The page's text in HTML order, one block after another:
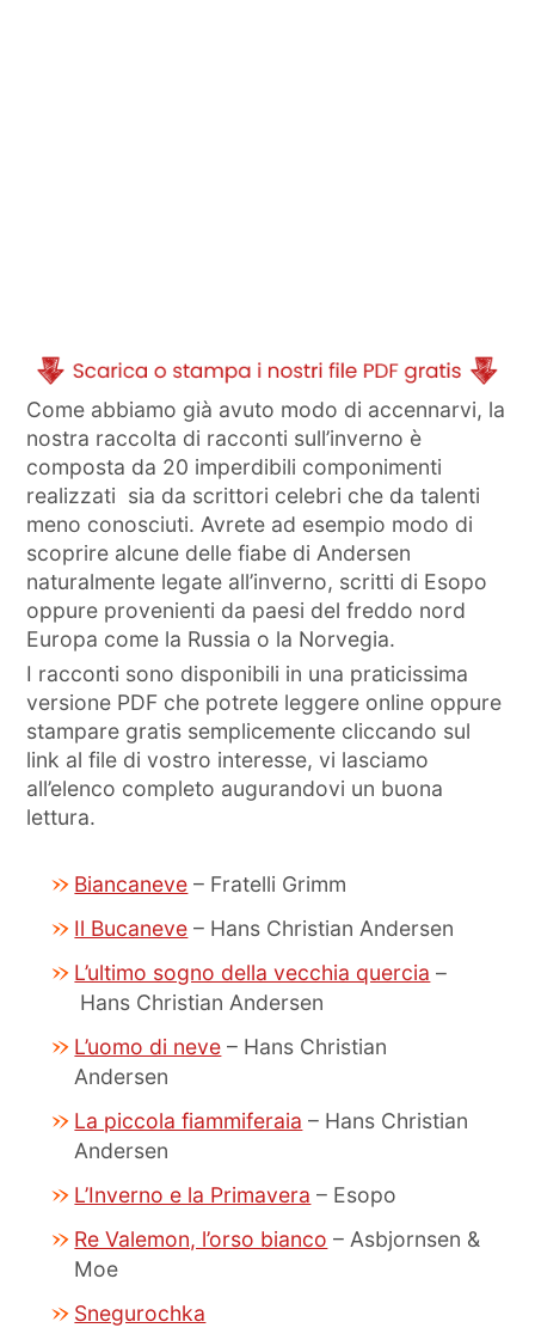
Come abbiamo già avuto modo di accennarvi, la
nostra raccolta di racconti sull’inverno è
composta da 20 imperdibili componimenti
realizzati sia da scrittori celebri che da talenti
meno conosciuti. Avrete ad esempio modo di
scoprire alcune delle fiabe di Andersen
naturalmente legate all’inverno, scritti di Esopo
oppure provenienti da paesi del freddo nord
Europa come la Russia o la Norvegia.
I racconti sono disponibili in una praticissima
versione PDF che potrete leggere online oppure
stampare gratis semplicemente cliccando sul
link al file di vostro interesse, vi lasciamo
all’elenco completo augurandovi un buona
lettura.
Biancaneve – Fratelli Grimm
Il Bucaneve – Hans Christian Andersen
L’ultimo sogno della vecchia quercia –
Hans Christian Andersen
L’uomo di neve – Hans Christian
Andersen
La piccola fiammiferaia – Hans Christian
Andersen
L’Inverno e la Primavera – Esopo
Re Valemon, l’orso bianco – Asbjornsen &
Moe
Snegurochka